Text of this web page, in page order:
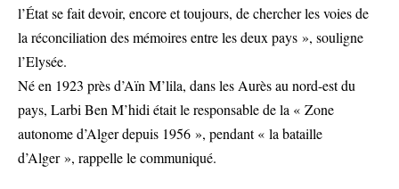
l’État se fait devoir, encore et toujours, de chercher les voies de
la réconciliation des mémoires entre les deux pays », souligne
l’Elysée.
Né en 1923 près d’Aïn M’lila, dans les Aurès au nord-est du
pays, Larbi Ben M’hidi était le responsable de la « Zone
autonome d’Alger depuis 1956 », pendant « la bataille
d’Alger », rappelle le communiqué.